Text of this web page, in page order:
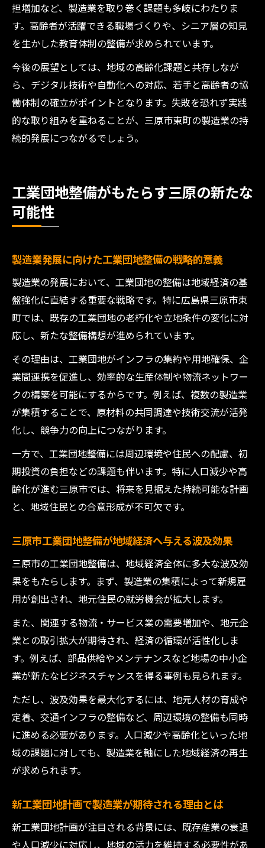
担増加など、製造業を取り巻く課題も多岐にわたりま
す。高齢者が活躍できる職場づくりや、シニア層の知見
を生かした教育体制の整備が求められています。
今後の展望としては、地域の高齢化課題と共存しなが
ら、デジタル技術や自動化への対応、若手と高齢者の協
働体制の確立がポイントとなります。失敗を恐れず実践
的な取り組みを重ねることが、三原市東町の製造業の持
続的発展につながるでしょう。
工業団地整備がもたらす三原の新たな
可能性
製造業発展に向けた工業団地整備の戦略的意義
製造業の発展において、工業団地の整備は地域経済の基
盤強化に直結する重要な戦略です。特に広島県三原市東
町では、既存の工業団地の老朽化や立地条件の変化に対
応し、新たな整備構想が進められています。
その理由は、工業団地がインフラの集約や用地確保、企
業間連携を促進し、効率的な生産体制や物流ネットワー
クの構築を可能にするからです。例えば、複数の製造業
が集積することで、原材料の共同調達や技術交流が活発
化し、競争力の向上につながります。
一方で、工業団地整備には周辺環境や住民への配慮、初
期投資の負担などの課題も伴います。特に人口減少や高
齢化が進む三原市では、将来を見据えた持続可能な計画
と、地域住民との合意形成が不可欠です。
三原市工業団地整備が地域経済へ与える波及効果
三原市の工業団地整備は、地域経済全体に多大な波及効
果をもたらします。まず、製造業の集積によって新規雇
用が創出され、地元住民の就労機会が拡大します。
また、関連する物流・サービス業の需要増加や、地元企
業との取引拡大が期待され、経済の循環が活性化しま
す。例えば、部品供給やメンテナンスなど地場の中小企
業が新たなビジネスチャンスを得る事例も見られます。
ただし、波及効果を最大化するには、地元人材の育成や
定着、交通インフラの整備など、周辺環境の整備も同時
に進める必要があります。人口減少や高齢化といった地
域の課題に対しても、製造業を軸にした地域経済の再生
が求められます。
新工業団地計画で製造業が期待される理由とは
新工業団地計画が注目される背景には、既存産業の衰退
や人口減少に対応し、地域の活力を維持する必要性があ